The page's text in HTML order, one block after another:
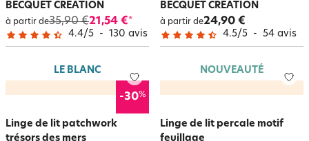
BECQUET CRÉATION
à partir de35,90 €21,54 €*
4.4/5 - 130 avis
BECQUET CRÉATION
à partir de24,90 €
4.5/5 - 54 avis
LE BLANC
-30%
Linge de lit patchwork
trésors des mers
NOUVEAUTÉ
Linge de lit percale motif
feuillage